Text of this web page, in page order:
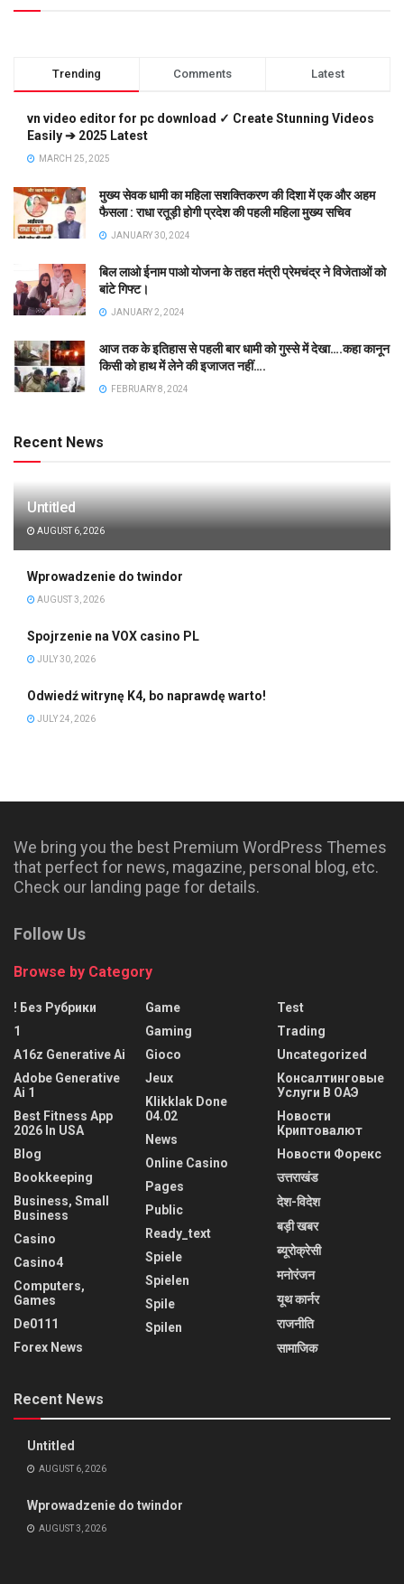
Trending Comments Latest
vn video editor for pc download ✓ Create Stunning Videos
Easily ➔ 2025 Latest
MARCH 25, 2025
मुख्य सेवक धामी का महिला सशक्तिकरण की दिशा में एक और अहम
फैसला : राधा रतूड़ी होगी प्रदेश की पहली महिला मुख्य सचिव
JANUARY 30, 2024
बिल लाओ ईनाम पाओ योजना के तहत मंत्री प्रेमचंद्र ने विजेताओं को
बांटे गिफ्ट।
JANUARY 2, 2024
आज तक के इतिहास से पहली बार धामी को गुस्से में देखा….कहा कानून
किसी को हाथ में लेने की इजाजत नहीं….
FEBRUARY 8, 2024
Recent News
Untitled
AUGUST 6, 2026
Wprowadzenie do twindor
AUGUST 3, 2026
Spojrzenie na VOX casino PL
JULY 30, 2026
Odwiedź witrynę K4, bo naprawdę warto!
JULY 24, 2026
We bring you the best Premium WordPress Themes
that perfect for news, magazine, personal blog, etc.
Check our landing page for details.
Follow Us
Browse by Category
! Без Рубрики
1
A16z Generative Ai
Adobe Generative
Ai 1
Best Fitness App
2026 In USA
Blog
Bookkeeping
Business, Small
Business
Casino
Casino4
Computers,
Games
De0111
Forex News
Game
Gaming
Gioco
Jeux
Klikklak Done
04.02
News
Online Casino
Pages
Public
Ready_text
Spiele
Spielen
Spile
Spilen
Test
Trading
Uncategorized
Консалтинговые
Услуги В ОАЭ
Новости
Криптовалют
Новости Форекс
उत्तराखंड
देश-विदेश
बड़ी खबर
ब्यूरोक्रेसी
मनोरंजन
यूथ कार्नर
राजनीति
सामाजिक
Recent News
Untitled
AUGUST 6, 2026
Wprowadzenie do twindor
AUGUST 3, 2026